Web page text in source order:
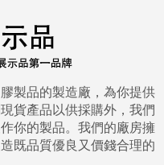
製品的製造廠，為你提供
貨產品以供採購外，我們
你的製品。我們的廠房擁
既品質優良又價錢合理的